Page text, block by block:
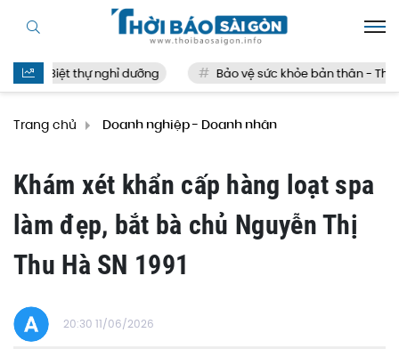
Biệt thự nghỉ dưỡng Bảo vệ sức khỏe bản thân - Thế
Trang chủ Doanh nghiệp - Doanh nhân
Khám xét khẩn cấp hàng loạt spa
làm đẹp, bắt bà chủ Nguyễn Thị
Thu Hà SN 1991
20:30 11/06/2026